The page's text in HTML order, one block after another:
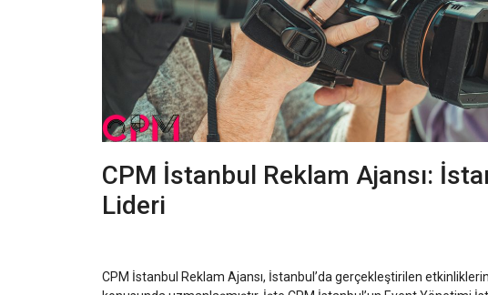
CPM İstanbul Reklam Ajansı:
Lideri
CPM İstanbul Reklam Ajansı, İstanbul’da gerçekleştirilen